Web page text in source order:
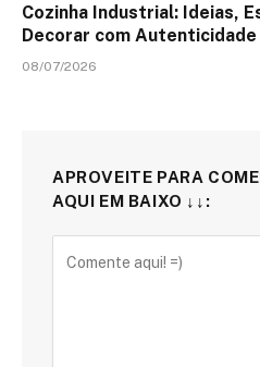
Cozinha Industrial: Ideias,
Decorar com Autenticidade
08/07/2026
APROVEITE PARA
AQUI EM BAIXO ↓↓: